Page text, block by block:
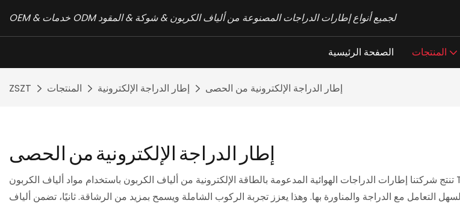
OEM & خدمات ODM لجميع أنواع إطارات الدراجات المصنوعة من ألياف الكربون & شوكة & المقود
الصفحة الرئيسية المنتجات
ZSZT المنتجات إطار الدراجة الإلكترونية إطار الدراجة الإلكترونية من الحصى
إطار الدراجة الإلكترونية من الحصى
تنتج شركتنا إطارات الدراجات الهوائية المدعومة بالطاقة الإلكترونية من ألياف الكربون باستخدام مواد ألياف الكربون T700 وT800. توفر هذه الإطارات العديد من المزايا المتميزة مقارنة بالنماذج الأخرى
التعامل مع الدراجة والمناورة بها. وهذا يعزز تجربة الركوب الشاملة ويسمح بمزيد من الرشاقة. ثانيًا، تضمن ألياف